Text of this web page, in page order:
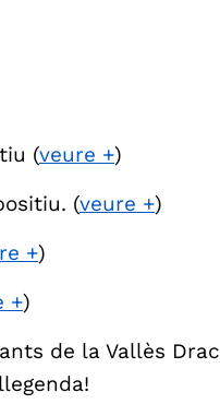
(veure +)
(veure +)
+)
+)
de la Vallès Drac